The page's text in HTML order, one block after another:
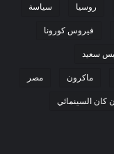
روسيا سياسة
فيروس كورونا
سعيد
ماكرون مصر
كان السينمائي